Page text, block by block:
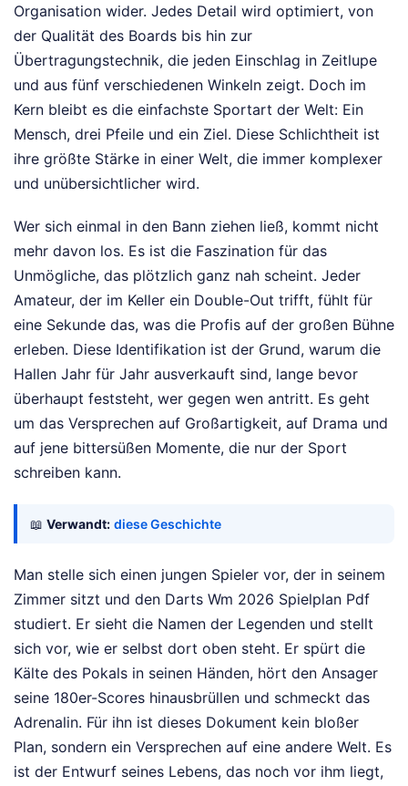
Organisation wider. Jedes Detail wird optimiert, von
der Qualität des Boards bis hin zur
Übertragungstechnik, die jeden Einschlag in Zeitlupe
und aus fünf verschiedenen Winkeln zeigt. Doch im
Kern bleibt es die einfachste Sportart der Welt: Ein
Mensch, drei Pfeile und ein Ziel. Diese Schlichtheit ist
ihre größte Stärke in einer Welt, die immer komplexer
und unübersichtlicher wird.
Wer sich einmal in den Bann ziehen ließ, kommt nicht
mehr davon los. Es ist die Faszination für das
Unmögliche, das plötzlich ganz nah scheint. Jeder
Amateur, der im Keller ein Double-Out trifft, fühlt für
eine Sekunde das, was die Profis auf der großen Bühne
erleben. Diese Identifikation ist der Grund, warum die
Hallen Jahr für Jahr ausverkauft sind, lange bevor
überhaupt feststeht, wer gegen wen antritt. Es geht
um das Versprechen auf Großartigkeit, auf Drama und
auf jene bittersüßen Momente, die nur der Sport
schreiben kann.
📖 Verwandt: diese Geschichte
Man stelle sich einen jungen Spieler vor, der in seinem
Zimmer sitzt und den Darts Wm 2026 Spielplan Pdf
studiert. Er sieht die Namen der Legenden und stellt
sich vor, wie er selbst dort oben steht. Er spürt die
Kälte des Pokals in seinen Händen, hört den Ansager
seine 180er-Scores hinausbrüllen und schmeckt das
Adrenalin. Für ihn ist dieses Dokument kein bloßer
Plan, sondern ein Versprechen auf eine andere Welt. Es
ist der Entwurf seines Lebens, das noch vor ihm liegt,